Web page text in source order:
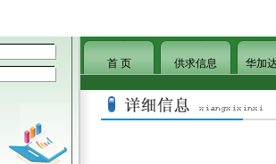
首 页 供求信息 华加